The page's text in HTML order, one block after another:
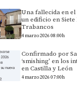
Una fallecida en
un edificio en Siete
Trabancos
4 marzo 2026 08:00h
Confirmado por
‘smishing’ en los
en Castilla y León
4 marzo 2026 07:00h